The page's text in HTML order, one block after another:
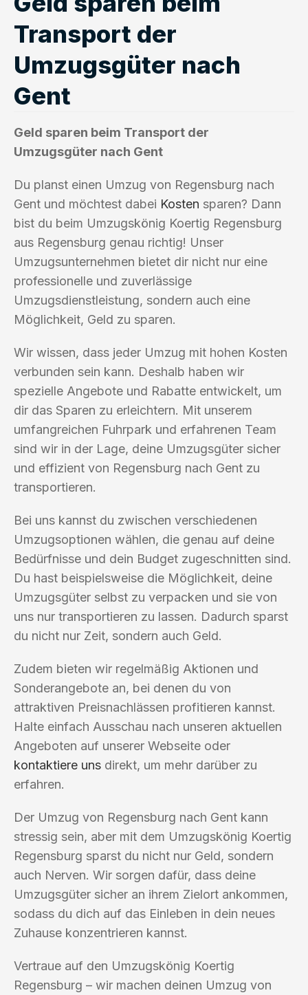
Transport der
Umzugsgüter nach
Gent
Geld sparen beim Transport der
Umzugsgüter nach Gent
Du planst einen Umzug von Regensburg nach
Gent und möchtest dabei Kosten sparen? Dann
bist du beim Umzugskönig Koertig Regensburg
aus Regensburg genau richtig! Unser
Umzugsunternehmen bietet dir nicht nur eine
professionelle und zuverlässige
Umzugsdienstleistung, sondern auch eine
Möglichkeit, Geld zu sparen.
Wir wissen, dass jeder Umzug mit hohen Kosten
verbunden sein kann. Deshalb haben wir
spezielle Angebote und Rabatte entwickelt, um
dir das Sparen zu erleichtern. Mit unserem
umfangreichen Fuhrpark und erfahrenen Team
sind wir in der Lage, deine Umzugsgüter sicher
und effizient von Regensburg nach Gent zu
transportieren.
Bei uns kannst du zwischen verschiedenen
Umzugsoptionen wählen, die genau auf deine
Bedürfnisse und dein Budget zugeschnitten sind.
Du hast beispielsweise die Möglichkeit, deine
Umzugsgüter selbst zu verpacken und sie von
uns nur transportieren zu lassen. Dadurch sparst
du nicht nur Zeit, sondern auch Geld.
Zudem bieten wir regelmäßig Aktionen und
Sonderangebote an, bei denen du von
attraktiven Preisnachlässen profitieren kannst.
Halte einfach Ausschau nach unseren aktuellen
Angeboten auf unserer Webseite oder
kontaktiere uns direkt, um mehr darüber zu
erfahren.
Der Umzug von Regensburg nach Gent kann
stressig sein, aber mit dem Umzugskönig Koertig
Regensburg sparst du nicht nur Geld, sondern
auch Nerven. Wir sorgen dafür, dass deine
Umzugsgüter sicher an ihrem Zielort ankommen,
sodass du dich auf das Einleben in dein neues
Zuhause konzentrieren kannst.
Vertraue auf den Umzugskönig Koertig
Regensburg – wir machen deinen Umzug von